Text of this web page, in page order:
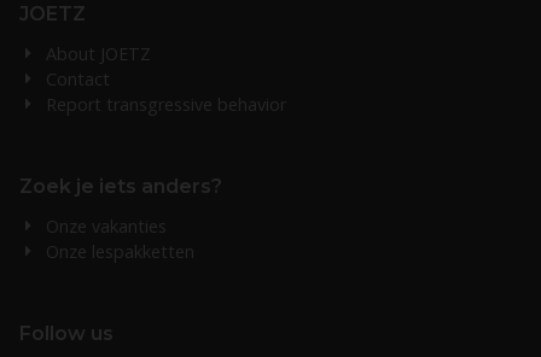
JOETZ
About JOETZ
Contact
Report transgressive behavior
Zoek je iets anders?
Onze vakanties
Onze lespakketten
Follow us